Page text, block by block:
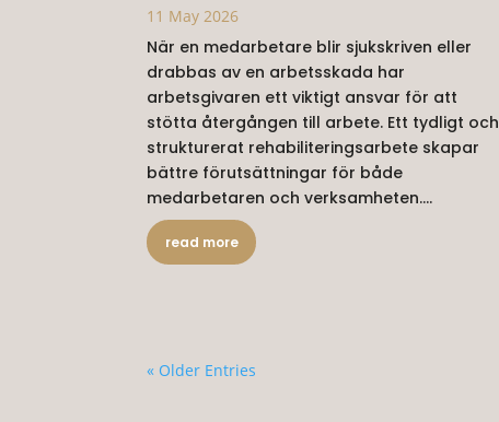
11 May 2026
När en medarbetare blir sjukskriven eller
drabbas av en arbetsskada har
arbetsgivaren ett viktigt ansvar för att
stötta återgången till arbete. Ett tydligt och
strukturerat rehabiliteringsarbete skapar
bättre förutsättningar för både
medarbetaren och verksamheten....
read more
« Older Entries